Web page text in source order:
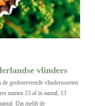
vlinders
geobserveerde vlindersoorten
namen 23 af in aantal, 13
Dat meldt de